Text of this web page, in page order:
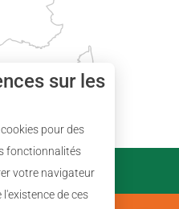
Description
sur les
pour des
fonctionnalités
votre navigateur
de ces